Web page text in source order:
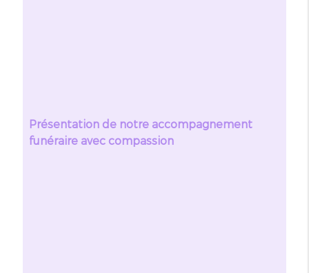
Présentation de notre accompagnement
funéraire avec compassion